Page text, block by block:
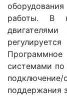
работы. В
Программное
системами по
поддержания